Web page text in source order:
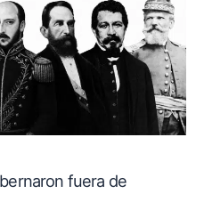
fuera de